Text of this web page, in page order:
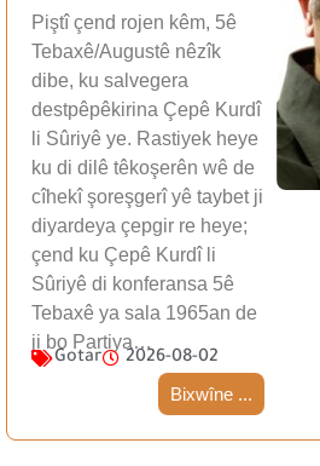
Piştî çend rojen kêm, 5ê
Tebaxê/Augustê nêzîk
dibe, ku salvegera
destpêpêkirina Çepê Kurdî
li Sûriyê ye. Rastiyek heye
ku di dilê têkoşerên wê de
cîhekî şoreşgerî yê taybet ji
diyardeya çepgir re heye;
çend ku Çepê Kurdî li
Sûriyê di konferansa 5ê
Tebaxê ya sala 1965an de
ji bo Partiya…
Gotar 2026-08-02
Bixwîne ...